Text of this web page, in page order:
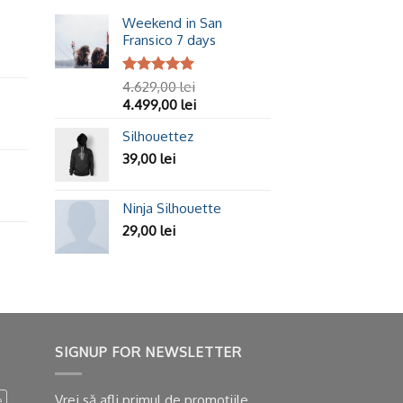
Weekend in San
Fransico 7 days
Evaluat la
5.00din 5
4.629,00lei
4.499,00 lei
Silhouettez
39,00 lei
Ninja Silhouette
29,00 lei
SIGNUP FOR NEWSLETTER
Vrei să afli primul de promoțiile